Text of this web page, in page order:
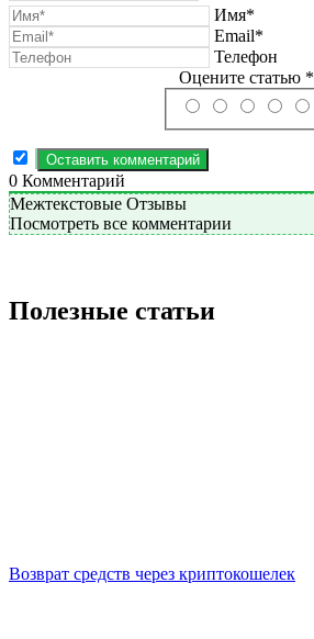
Имя*
Email*
Телефон
Оцените статью *
0 Комментарий
Межтекстовые Отзывы
Посмотреть все комментарии
Полезные статьи
Возврат средств через криптокошелек